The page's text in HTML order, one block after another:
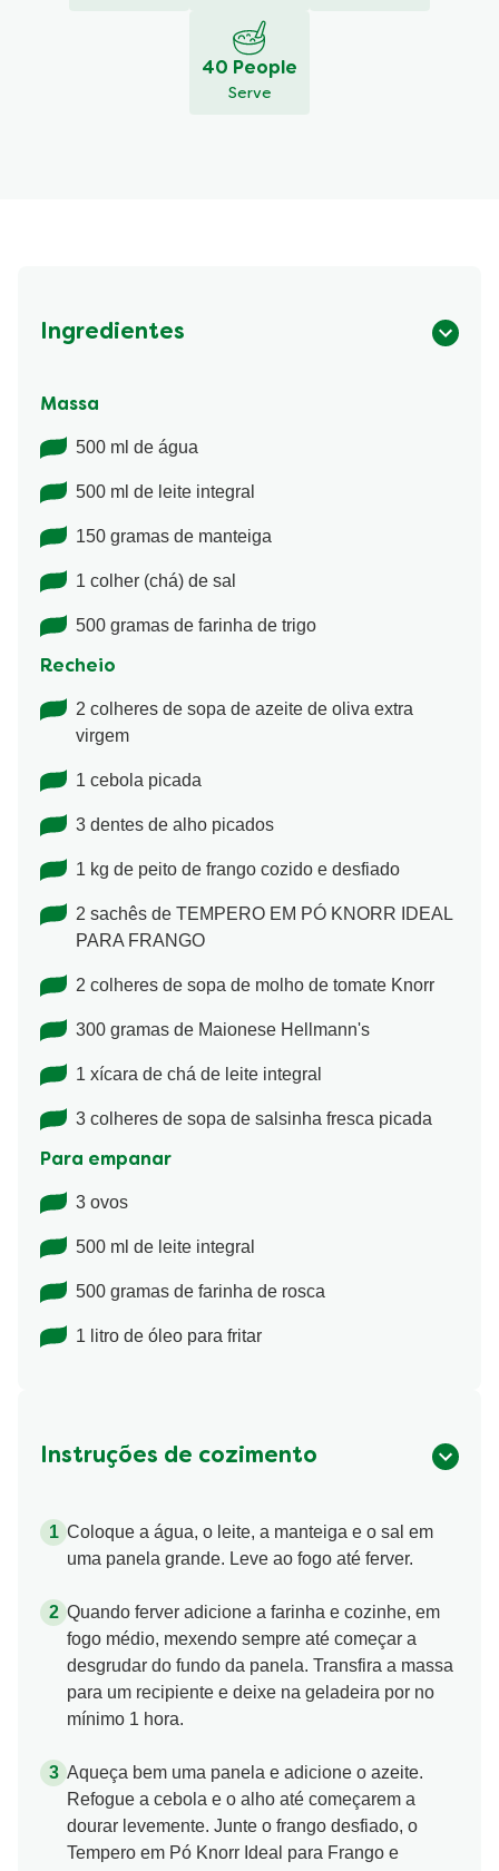
40 People
Serve
Ingredientes
Massa
500 ml de água
500 ml de leite integral
150 gramas de manteiga
1 colher (chá) de sal
500 gramas de farinha de trigo
Recheio
2 colheres de sopa de azeite de oliva extra
virgem
1 cebola picada
3 dentes de alho picados
1 kg de peito de frango cozido e desfiado
2 sachês de TEMPERO EM PÓ KNORR IDEAL
PARA FRANGO
2 colheres de sopa de molho de tomate Knorr
300 gramas de Maionese Hellmann's
1 xícara de chá de leite integral
3 colheres de sopa de salsinha fresca picada
Para empanar
3 ovos
500 ml de leite integral
500 gramas de farinha de rosca
1 litro de óleo para fritar
Instruções de cozimento
Coloque a água, o leite, a manteiga e o sal em
uma panela grande. Leve ao fogo até ferver.
Quando ferver adicione a farinha e cozinhe, em
fogo médio, mexendo sempre até começar a
desgrudar do fundo da panela. Transfira a massa
para um recipiente e deixe na geladeira por no
mínimo 1 hora.
Aqueça bem uma panela e adicione o azeite.
Refogue a cebola e o alho até começarem a
dourar levemente. Junte o frango desfiado, o
Tempero em Pó Knorr Ideal para Frango e